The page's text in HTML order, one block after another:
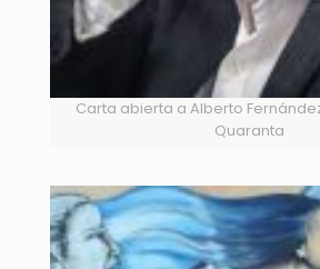
Carta abierta a Alberto
Quaranta